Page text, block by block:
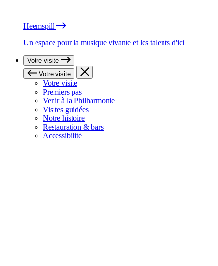
Heemspill
Un espace pour la musique vivante et les talents d'ici
Votre visite
Votre visite
Votre visite
Premiers pas
Venir à la Philharmonie
Visites guidées
Notre histoire
Restauration & bars
Accessibilité